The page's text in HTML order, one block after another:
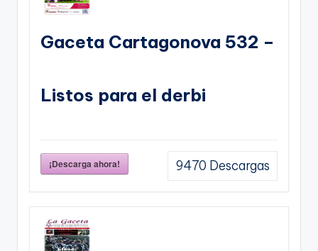
Gaceta Cartagonova 532 –
Listos para el derbi
¡Descarga ahora! 9470 Descargas